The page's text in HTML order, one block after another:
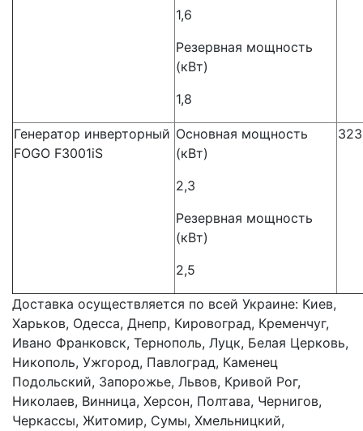
1,6
Резервная мощность
(кВт)
1,8
Генератор инверторный
FOGO F3001iS
Основная мощность
(кВт)
2,3
Резервная мощность
(кВт)
2,5
Доставка осуществляется по всей Украине: Киев,
Харьков, Одесса, Днепр, Кировоград, Кременчуг,
Ивано Франковск, Тернополь, Луцк, Белая Церковь,
Никополь, Ужгород, Павлоград, Каменец
Подольский, Запорожье, Львов, Кривой Рог,
Николаев, Винница, Херсон, Полтава, Чернигов,
Черкассы, Житомир, Сумы, Хмельницкий,